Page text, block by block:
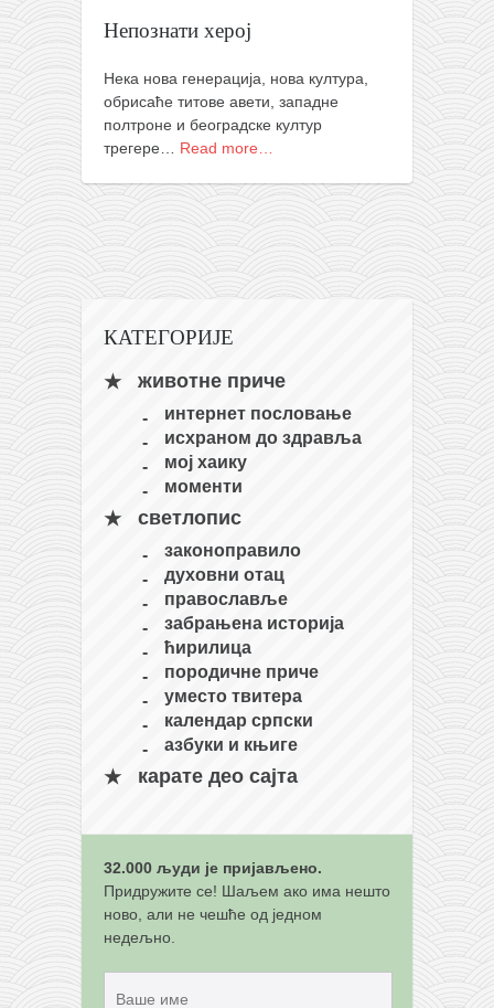
забрањена историја
ћирилица
породичне приче
прота Воја
уместо твитера
календар српски
азбуки и књиге
Окинава карате
најновије на блогу
моје белешке
историја каратеа
бубиши
карате
кихон
наиханчи
кушанку
темашивари
кобудо
нунчаку
бо
тимбеи рочин
тсунами дојо
програм
снимци наступа
Непознати херој
Нека нова генерација, нова култура,
обрисаће титове авети, западне
полтроне и београдске култур
трегере… Read more…
КАТЕГОРИЈЕ
животне приче
интернет пословање
исхраном до здравља
мој хаику
моменти
светлопис
законоправило
духовни отац
православље
забрањена историја
ћирилица
породичне приче
уместо твитера
календар српски
азбуки и књиге
карате део сајта
32.000 људи је пријављено.
Придружите се! Шаљем ако има нешто
ново, али не чешће од једном
недељно.